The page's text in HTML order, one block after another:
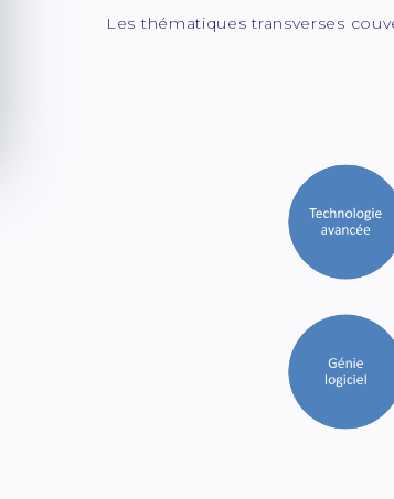
Les thématiques transverses